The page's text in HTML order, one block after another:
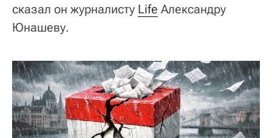
сказал он журналисту Life Александру
Юнашеву.